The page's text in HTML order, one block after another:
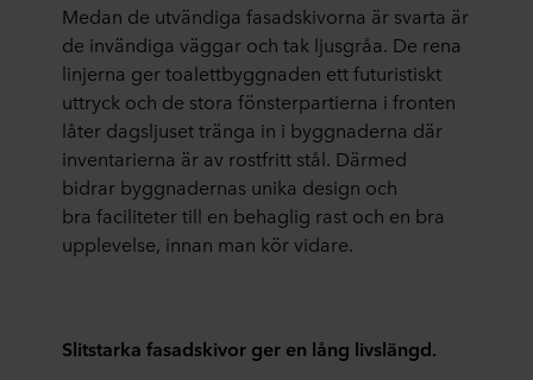
Medan de utvändiga fasadskivorna är svarta är
de invändiga väggar och tak ljusgråa. De rena
linjerna ger toalettbyggnaden ett futuristiskt
uttryck och de stora fönsterpartierna i fronten
låter dagsljuset tränga in i byggnaderna där
inventarierna är av rostfritt stål. Därmed
bidrar byggnadernas unika design och
bra facilitetertill en behaglig rast och en bra
upplevelse, innan man kör vidare.
Slitstarka fasadskivor ger en lång livslängd.